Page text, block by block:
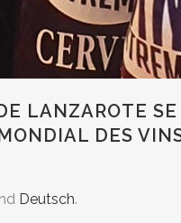
LANZAROTE
DES
Deutsch.